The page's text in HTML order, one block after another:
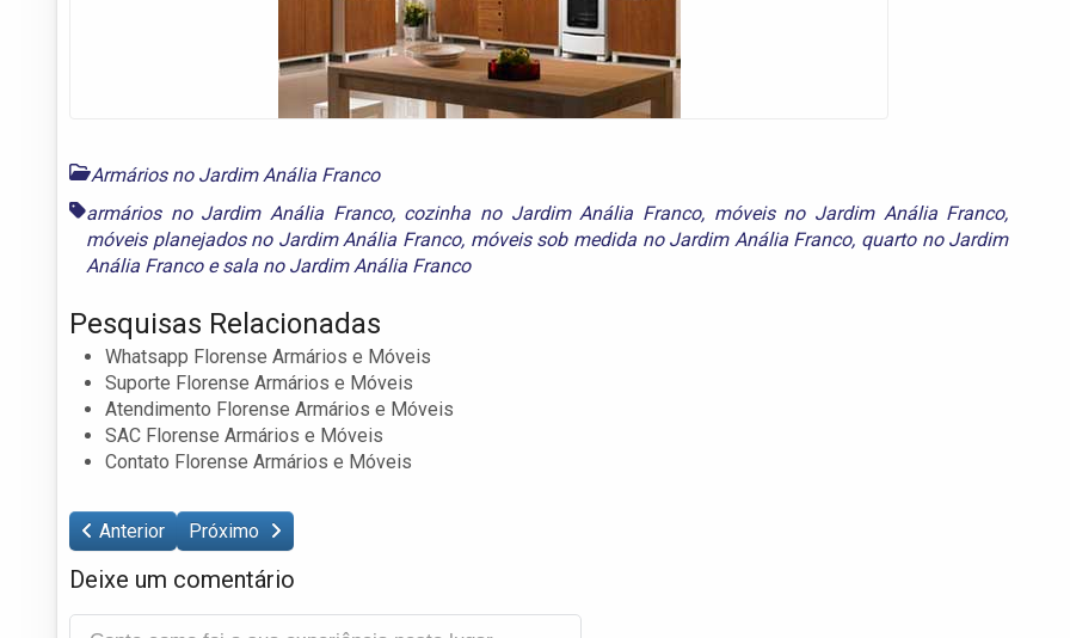
Armários no Jardim Anália Franco
armários no Jardim Anália Franco, cozinha no Jardim Anália Franco, móveis no Jardim Anália Franco,
móveis planejados no Jardim Anália Franco, móveis sob medida no Jardim Anália Franco, quarto no Jardim
Anália Francoesala no Jardim Anália Franco
Pesquisas Relacionadas
Whatsapp Florense Armários e Móveis
Suporte Florense Armários e Móveis
Atendimento Florense Armários e Móveis
SAC Florense Armários e Móveis
Contato Florense Armários e Móveis
Anterior Próximo
Deixe um comentário